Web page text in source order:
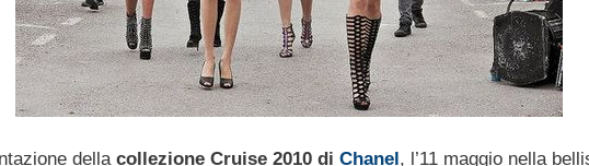
della collezione Cruise 2010 di Chanel, l’11 maggio nella